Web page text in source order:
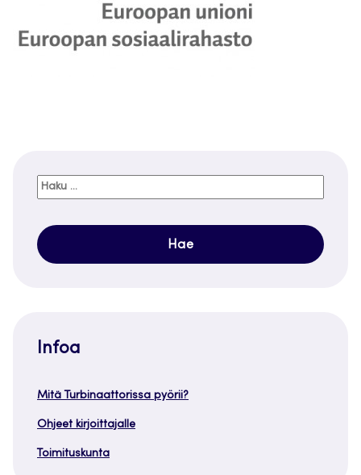
Haku:
Infoa
Mitä Turbinaattorissa pyörii?
Ohjeet kirjoittajalle
Toimituskunta